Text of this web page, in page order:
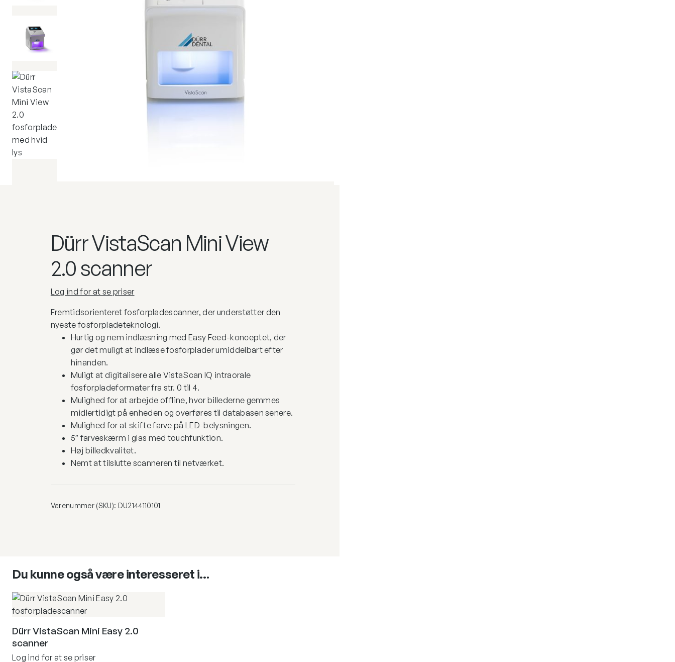
Dürr VistaScan Mini View
2.0 scanner
Log ind for at se priser
Fremtidsorienteret fosforpladescanner, der understøtter den
nyeste fosforpladeteknologi.
Hurtig og nem indlæsning med Easy Feed-konceptet, der
gør det muligt at indlæse fosforplader umiddelbart efter
hinanden.
Muligt at digitalisere alle VistaScan IQ intraorale
fosforpladeformater fra str. 0 til 4.
Mulighed for at arbejde offline, hvor billederne gemmes
midlertidigt på enheden og overføres til databasen senere.
Mulighed for at skifte farve på LED-belysningen.
5″ farveskærm i glas med touchfunktion.
Høj billedkvalitet.
Nemt at tilslutte scanneren til netværket.
Varenummer (SKU): DU2144110101
Du kunne også være interesseret i…
Dürr VistaScan Mini Easy 2.0
scanner
Log ind for at se priser
Læs mere